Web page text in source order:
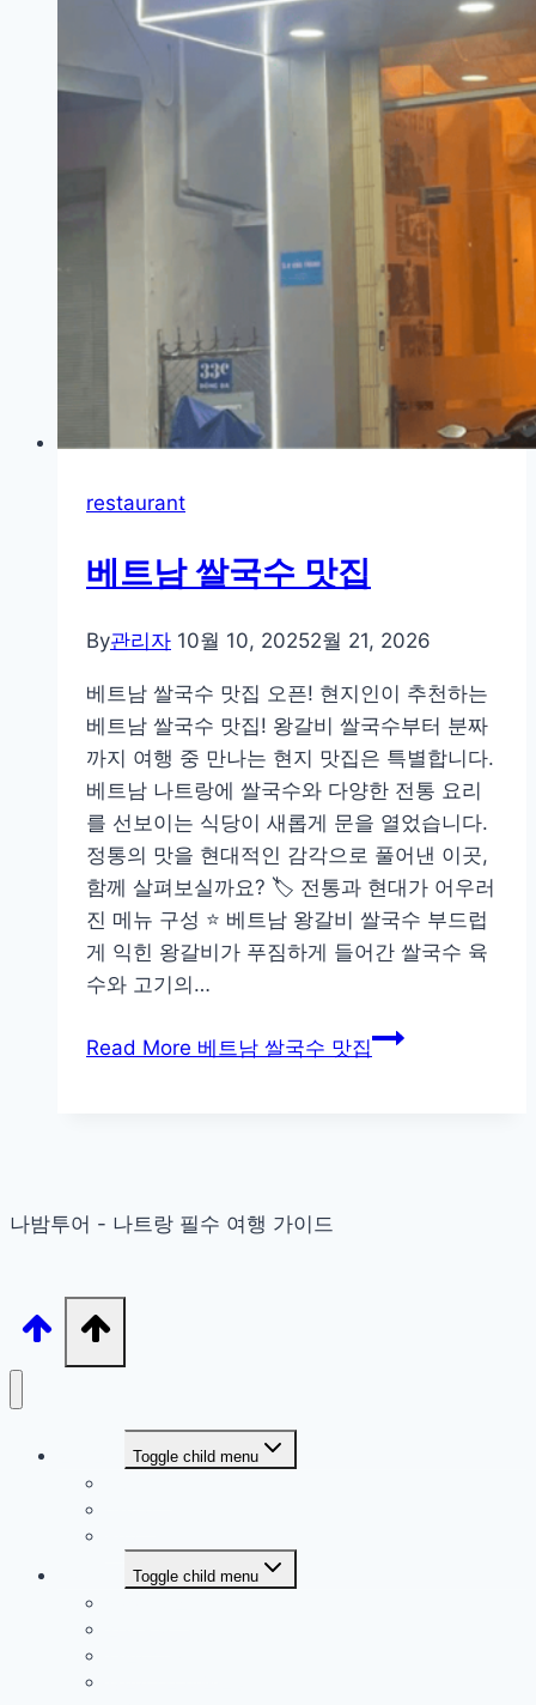
restaurant
베트남 쌀국수 맛집
By관리자 10월 10, 20252월 21, 2026
베트남 쌀국수 맛집 오픈! 현지인이 추천하는
베트남 쌀국수 맛집! 왕갈비 쌀국수부터 분짜
까지 여행 중 만나는 현지 맛집은 특별합니다.
베트남 나트랑에 쌀국수와 다양한 전통 요리
를 선보이는 식당이 새롭게 문을 열었습니다.
정통의 맛을 현대적인 감각으로 풀어낸 이곳,
함께 살펴보실까요? 🏷️ 전통과 현대가 어우러
진 메뉴 구성 ⭐ 베트남 왕갈비 쌀국수 부드럽
게 익힌 왕갈비가 푸짐하게 들어간 쌀국수 육
수와 고기의…
Read More 베트남 쌀국수 맛집
나밤투어 - 나트랑 필수 여행 가이드
Toggle child menu
Toggle child menu